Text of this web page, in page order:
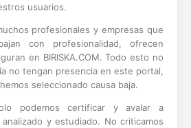
usuarios.
profesionales y empresas que
con profesionalidad, ofrecen
en BIRISKA.COM. Todo esto no
no tengan presencia en este portal,
seleccionado causa baja.
podemos certificar y avalar a
y estudiado. No criticamos